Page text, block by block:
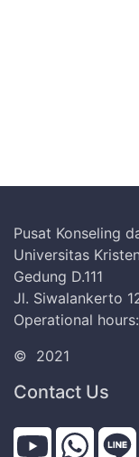
Pusat Konseling
Universitas
Gedung D.111
Jl. Siwalankerto
Operational
© 2021
Contact Us